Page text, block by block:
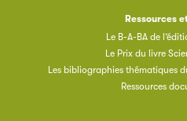
Ressources
Le B-A-BA de
Le Prix du livre
Les bibliographies thématiques
Ressources